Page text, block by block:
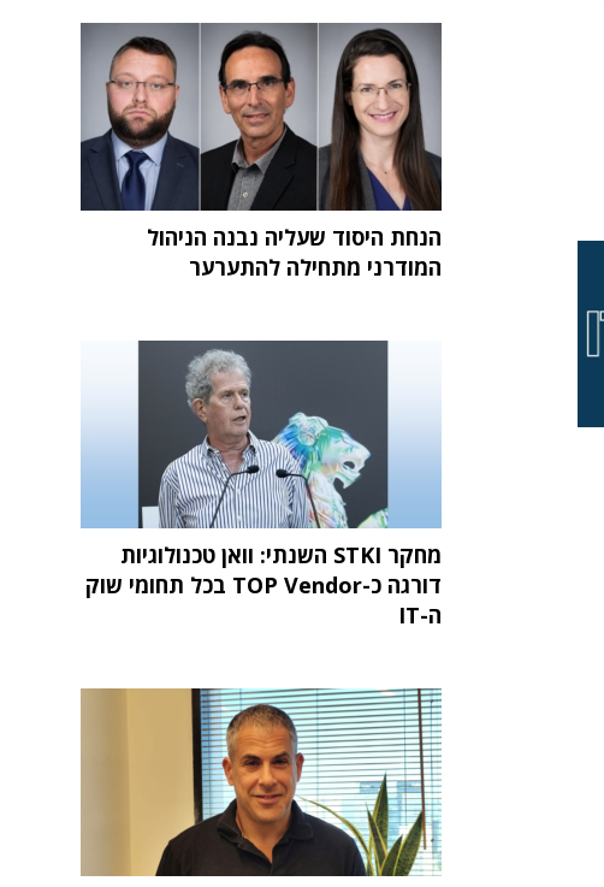
הנחת היסוד שעליה נבנה הניהול
המודרני מתחילה להתערער
מחקר STKI השנתי: וואן טכנולוגיות
דורגה כ-TOP Vendor בכל תחומי שוק
ה-IT